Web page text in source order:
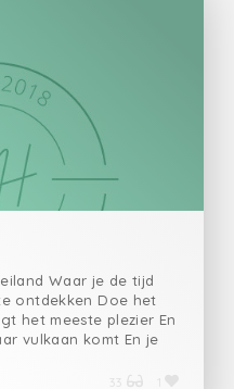
Waar je de tijd
ontdekken Doe het
het meeste plezier En
vulkaan komt En je
33